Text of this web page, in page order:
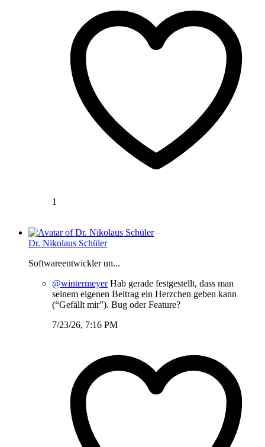
1
Dr. Nikolaus Schüler
Softwareentwickler un...
@wintermeyerHab gerade festgestellt, dass man
seinem eigenen Beitrag ein Herzchen geben kann
(“Gefällt mir”). Bug oder Feature?
7/23/26, 7:16 PM